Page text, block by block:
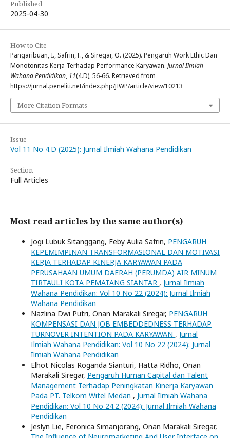
Published
2025-04-30
How to Cite
Pangaribuan, I., Safrin, F., & Siregar, O. (2025). Pengaruh Work Ethic Dan
Monotonitas Kerja Terhadap Performance Karyawan. Jurnal Ilmiah
Wahana Pendidikan, 11(4.D), 56-66. Retrieved from
https://jurnal.peneliti.net/index.php/JIWP/article/view/10213
More Citation Formats
Issue
Vol 11 No 4.D (2025): Jurnal Ilmiah Wahana Pendidikan
Section
Full Articles
Most read articles by the same author(s)
Jogi Lubuk Sitanggang, Feby Aulia Safrin, PENGARUH
KEPEMIMPINAN TRANSFORMASIONAL DAN MOTIVASI
KERJA TERHADAP KINERJA KARYAWAN PADA
PERUSAHAAN UMUM DAERAH (PERUMDA) AIR MINUM
TIRTAULI KOTA PEMATANG SIANTAR , Jurnal Ilmiah
Wahana Pendidikan: Vol 10 No 22 (2024): Jurnal Ilmiah
Wahana Pendidikan
Nazlina Dwi Putri, Onan Marakali Siregar, PENGARUH
KOMPENSASI DAN JOB EMBEDDEDNESS TERHADAP
TURNOVER INTENTION PADA KARYAWAN , Jurnal
Ilmiah Wahana Pendidikan: Vol 10 No 22 (2024): Jurnal
Ilmiah Wahana Pendidikan
Elhot Nicolas Roganda Sianturi, Hatta Ridho, Onan
Marakali Siregar, Pengaruh Human Capital dan Talent
Management Terhadap Peningkatan Kinerja Karyawan
Pada PT. Telkom Witel Medan , Jurnal Ilmiah Wahana
Pendidikan: Vol 10 No 24.2 (2024): Jurnal Ilmiah Wahana
Pendidikan
Jeslyn Lie, Feronica Simanjorang, Onan Marakali Siregar,